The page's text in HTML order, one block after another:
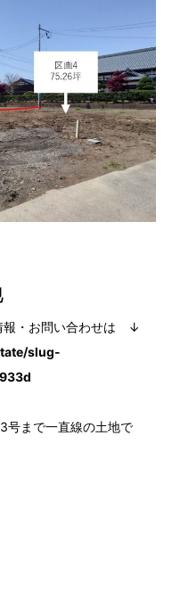
報・お問い合わせは ↓
slug-
号まで一直線の土地で